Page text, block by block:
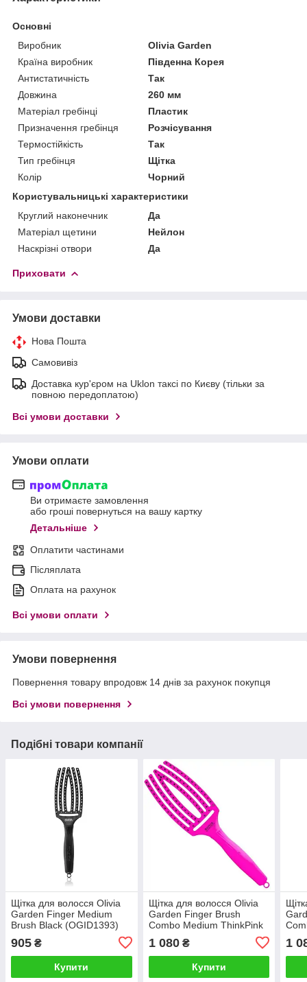
Основні
Виробник
Olivia Garden
Країна виробник
Південна Корея
Антистатичність
Так
Довжина
260 мм
Матеріал гребінці
Пластик
Призначення гребінця
Розчісування
Термостійкість
Так
Тип гребінця
Щітка
Колір
Чорний
Користувальницькі характеристики
Круглий наконечник
Да
Матеріал щетини
Нейлон
Наскрізні отвори
Да
Приховати
Умови доставки
Нова Пошта
Самовивіз
Доставка кур'єром на Uklon таксі по Києву (тільки за
повною передоплатою)
Всі умови доставки
Умови оплати
Ви отримаєте замовлення
або гроші повернуться на вашу картку
Детальніше
Оплатити частинами
Післяплата
Оплата на рахунок
Всі умови оплати
Умови повернення
Повернення товару впродовж 14 днів за рахунок покупця
Всі умови повернення
Подібні товари компанії
Щітка для волосся Olivia
Garden Finger Medium
Brush Black (OGID1393)
905 ₴
Купити
Щітка для волосся Olivia
Garden Finger Brush
Combo Medium ThinkPink
(ID1807)
1 080₴
Купити
1